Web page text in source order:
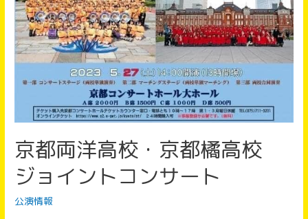
ィ
ン
ド
オ
ラ
第
4
回
京都両洋高校・京都橘高校
ジョイントコンサート
公演情報